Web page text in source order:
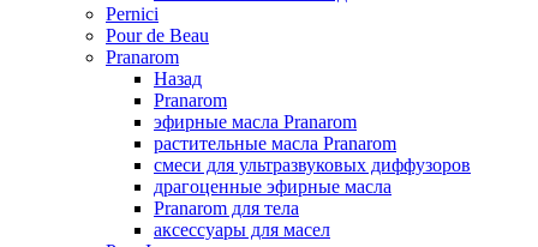
Pernici
Pour de Beau
Pranarom
Назад
Pranarom
эфирные масла Pranarom
растительные масла Pranarom
смеси для ультразвуковых диффузоров
драгоценные эфирные масла
Pranarom для тела
аксессуары для масел